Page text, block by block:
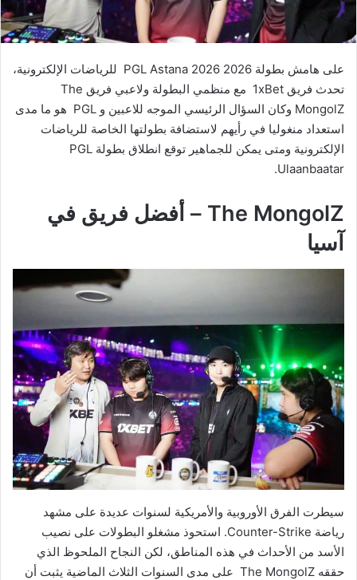
على هامش بطولة 2026 PGL Astana 2026 للرياضات الإلكترونية،
تحدث فريق 1xBet مع منظمي البطولة ولاعبي فريق The
MongolZ وكان السؤال الرئيسي الموجه للاعبين و PGL هو ما مدى
استعداد منغوليا في رأيهم لاستضافة بطولتها الخاصة للرياضات
الإلكترونية ومتى يمكن للجماهير توقع انطلاق بطولة PGL
Ulaanbaatar.
The MongolZ – أفضل فريق في
آسيا
سيطرت الفرق الأوروبية والأمريكية لسنوات عديدة على مشهد
رياضة Counter-Strike. استحوذ مشغلو البطولات على نصيب
الأسد من الأحداث في هذه المناطق، لكن النجاح الملحوظ الذي
حققه The MongolZ على مدى السنوات الثلاث الماضية يثبت أن